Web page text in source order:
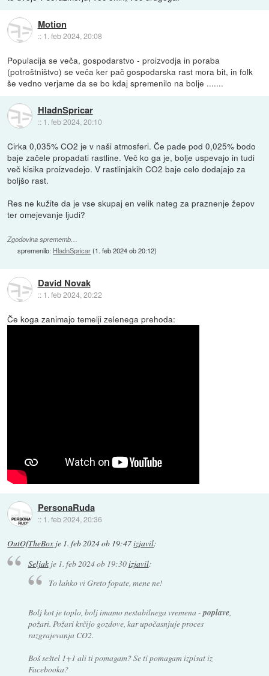
Motion
:: 1. feb 2024, 20:08
Populacija se veča, gospodarstvo - proizvodja in poraba
(potroštništvo) se veča ker pač gospodarska rast mora bit, in folk
še vedno verjame da se bo kdaj spremenilo na bolje .......
HladnSpricar
:: 1. feb 2024, 20:10
Cirka 0,035% CO2 je v naši atmosferi. Če pade pod 0,025% bodo
baje začele propadati rastline. Več ko ga je, bolje uspevajo in tudi
več kisika proizvedejo. V rastlinjakih CO2 baje celo dodajajo za
boljšo rast.
Res ne kužite da je vse skupaj en velik nateg za praznenje žepov
ter omejevanje ljudi?
Zgodovina sprememb…
spremenilo: HladnSpricar(1. feb 2024 ob 20:12)
David Novak
:: 1. feb 2024, 20:22
Če koga zanimajo temelji zelenega prehoda:
PersonaRuda
:: 1. feb 2024, 20:36
OutOfTheBox je 1. feb 2024 ob 19:47izjavil:
Seljakje 1. feb 2024 ob 19:30izjavil:
To lahko vi Greto fopate, mene ne!
Bolj kot je toplo, bolj imamo nestabilnega vremena -poplave,
požari. Požari krčijo gozdove, kar upočasnjuje proces
razgrajevanja CO2.
Boš seštel 1+1 ali ti pomagam? Se ti pomagam izpisat iz
Facebooka?